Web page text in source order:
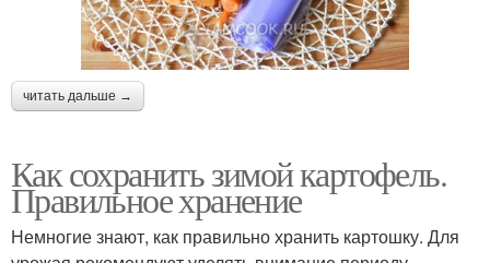
читать дальше →
Как сохранить зимой картофель.
Правильное хранение
Немногие знают, как правильно хранить картошку. Для